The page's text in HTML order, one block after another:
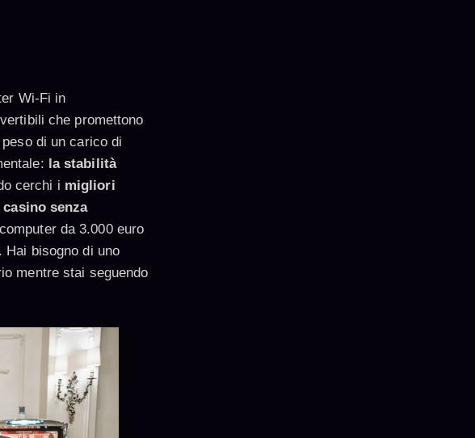
Wi-Fi in
che promettono
di un carico di
la stabilità
cerchi i migliori
casino senza
da 3.000 euro
Hai bisogno di uno
mentre stai seguendo